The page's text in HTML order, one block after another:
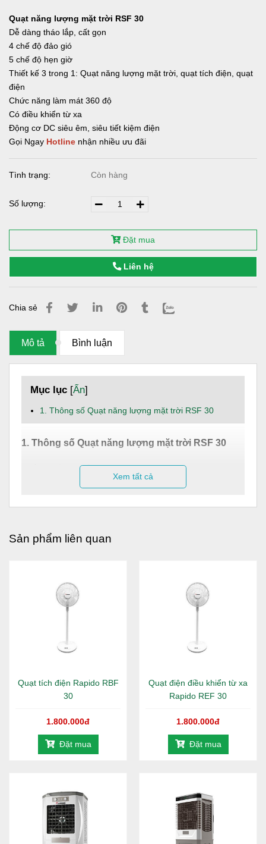
Quạt năng lượng mặt trời RSF 30
Dễ dàng tháo lắp, cất gọn
4 chế độ đảo gió
5 chế độ hẹn giờ
Thiết kế 3 trong 1: Quạt năng lượng mặt trời, quạt tích điện, quạt
điện
Chức năng làm mát 360 độ
Có điều khiển từ xa
Động cơ DC siêu êm, siêu tiết kiệm điện
Gọi Ngay Hotline nhận nhiều ưu đãi
Tình trạng: Còn hàng
Số lượng:
Đặt mua
Liên hệ
Chia sẻ
Mô tả Bình luận
Mục lục [Ẩn]
1. Thông số Quạt năng lượng mặt trời RSF 30
1. Thông số Quạt năng lượng mặt trời RSF 30
Thông số kĩ thuật
Công suất: 30W
Kích thước: Cao: 1,15m
Thời gian sạc: 6h45’ (Thời gian sạc từ lúc pin
hết đến khi pin đầy)
Thời gian sử dụng sau khi sạc Tối thiểu: 4h
dụng quạt được đo ở trạng thái bật tốc độ lớn
nhất và để chế độ quay góc rộng nhất)
4 Chế độ đảo chiều: 30, 60, 90, 180 độ
Chế độ hẹn giờ: 1h, 2h, 4h, và 8h. Chế độ hẹn
quay thẳng đứng)
Xem tất cả
Sản phẩm liên quan
Quạt tích điện Rapido RBF
30
1.800.000đ
Đặt mua
Quạt điện điều khiển từ xa
Rapido REF 30
1.800.000đ
Đặt mua